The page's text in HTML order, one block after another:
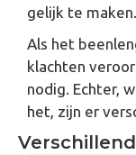
gelijk te maken.
Als het
klachten
nodig. Echter,
het, zijn er